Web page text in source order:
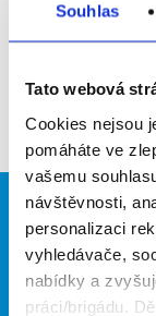
Souhlas
Tato webová
Cookies nejsou
pomáháte ve
vašemu
návštěvnosti,
personalizaci
vyhledávače,
nabídky a
práci/brigádu.
Zpět
Brigádníci
Články
Hledané brigády